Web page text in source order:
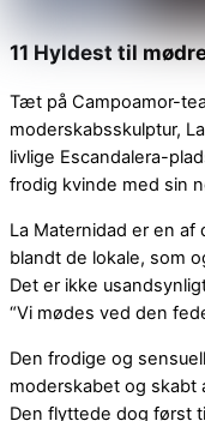
11 Hyldest til
Tæt på Campoamor-
moderskabsskulptur,
livlige Escandalera-
frodig kvinde med sin
La Maternidad er en
blandt de lokale, som
Det er ikke
“Vi mødes ved den
Den frodige og
moderskabet og skabt
Den flyttede dog først